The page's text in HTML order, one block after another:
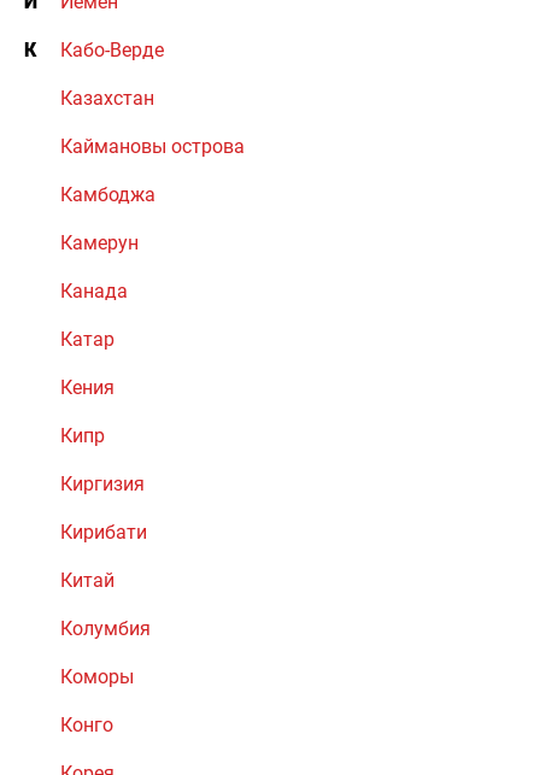
К Кабо-Верде
Казахстан
Каймановы острова
Камбоджа
Камерун
Канада
Катар
Кения
Кипр
Киргизия
Кирибати
Китай
Колумбия
Коморы
Конго